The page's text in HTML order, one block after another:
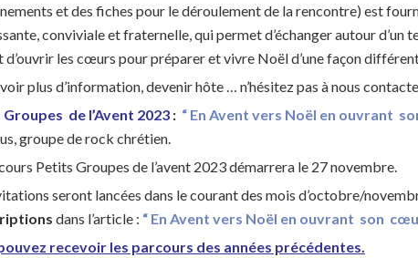
et des fiches pour le déroulement de la rencontre) est
conviviale et fraternelle, qui permet d’échanger autour d’un
d’ouvrir les cœurs pour préparer et vivre Noël d’une façon
plus d’information, devenir hôte … n’hésitez pas à nous
de l’Avent 2023 : “ En Avent vers Noël en ouvrant
groupe de rock chrétien.
Petits Groupes de l’avent 2023 démarrera le 27 novembre.
seront lancées dans le courant des mois d’octobre/
dans l’article : “ En Avent vers Noël en ouvrant son
recevoir les parcours des années précédentes.